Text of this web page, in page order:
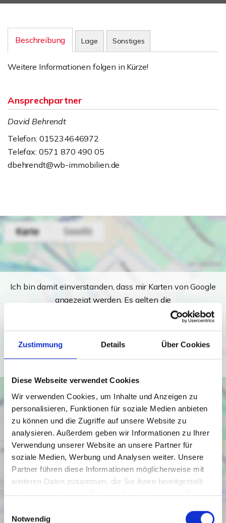
Zustimmung Details Über Cookies
Diese Webseite verwendet Cookies
Wir verwenden Cookies, um Inhalte und Anzeigen zu
personalisieren, Funktionen für soziale Medien anbieten
zu können und die Zugriffe auf unsere Website zu
analysieren. Außerdem geben wir Informationen zu Ihrer
Verwendung unserer Website an unsere Partner für
soziale Medien, Werbung und Analysen weiter. Unsere
Partner führen diese Informationen möglicherweise mit
weiteren Daten zusammen, die Sie ihnen bereitgestellt
haben oder die sie im Rahmen Ihrer Nutzung der Dienste
Notwendig
Beschreibung Lage Sonstiges
Weitere Informationen folgen in Kürze!
Ansprechpartner
David Behrendt
Telefon: 015234646972
Telefax: 0571 870 490 05
dbehrendt@wb-immobilien.de
Ich bin damit einverstanden, dass mir Karten von Google
angezeigt werden. Es gelten die
Datenschutzbedingungen von Google